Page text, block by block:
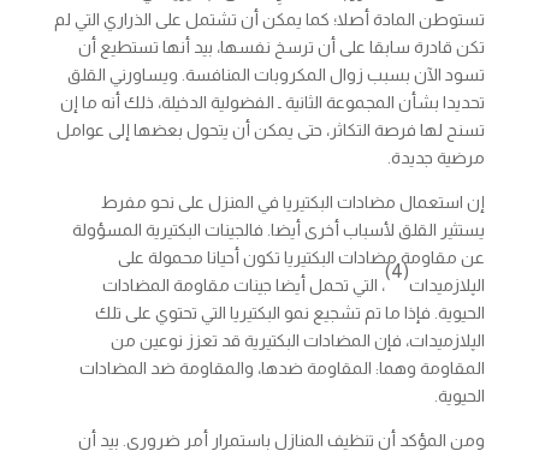
تستوطن المادة أصلا؛ كما يمكن أن تشتمل على الذراري التي لم
تكن قادرة سابقا على أن ترسخ نفسها، بيد أنها تستطيع أن
تسود الآن بسبب زوال المكروبات المنافسة. ويساورني القلق
تحديدا بشأن المجموعة الثانية ـ الفضولية الدخيلة، ذلك أنه ما إن
تسنح لها فرصة التكاثر، حتى يمكن أن يتحول بعضها إلى عوامل
مرضية جديدة.
إن استعمال مضادات البكتيريا في المنزل على نحو مفرط
يستثير القلق لأسباب أخرى أيضا. فالجينات البكتيرية المسؤولة
عن مقاومة مضادات البكتيريا تكون أحيانا محمولة على
الپلازميدات
(4)
، التي تحمل أيضا جينات مقاومة المضادات
الحيوية. فإذا ما تم تشجيع نمو البكتيريا التي تحتوي على تلك
الپلازميدات، فإن المضادات البكتيرية قد تعزز نوعين من
المقاومة وهما: المقاومة ضدها، والمقاومة ضد المضادات
الحيوية.
ومن المؤكد أن تنظيف المنازل باستمرار أمر ضروري. بيد أن